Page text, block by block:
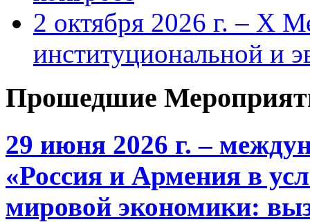
2 октября 2026 г. – X
институциональной и
Прошедшие
29 июня 2026 г. –
«Россия и Армения в
мировой экономики: